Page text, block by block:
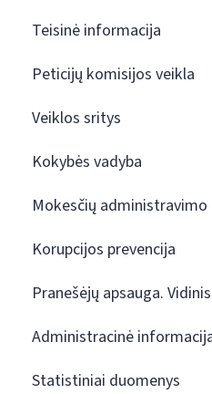
Teisinė informacija
Peticijų komisijos veikla
Veiklos sritys
Kokybės vadyba
Mokesčių administravimo
Korupcijos prevencija
Pranešėjų apsauga.
Administracinė
Statistiniai duomenys